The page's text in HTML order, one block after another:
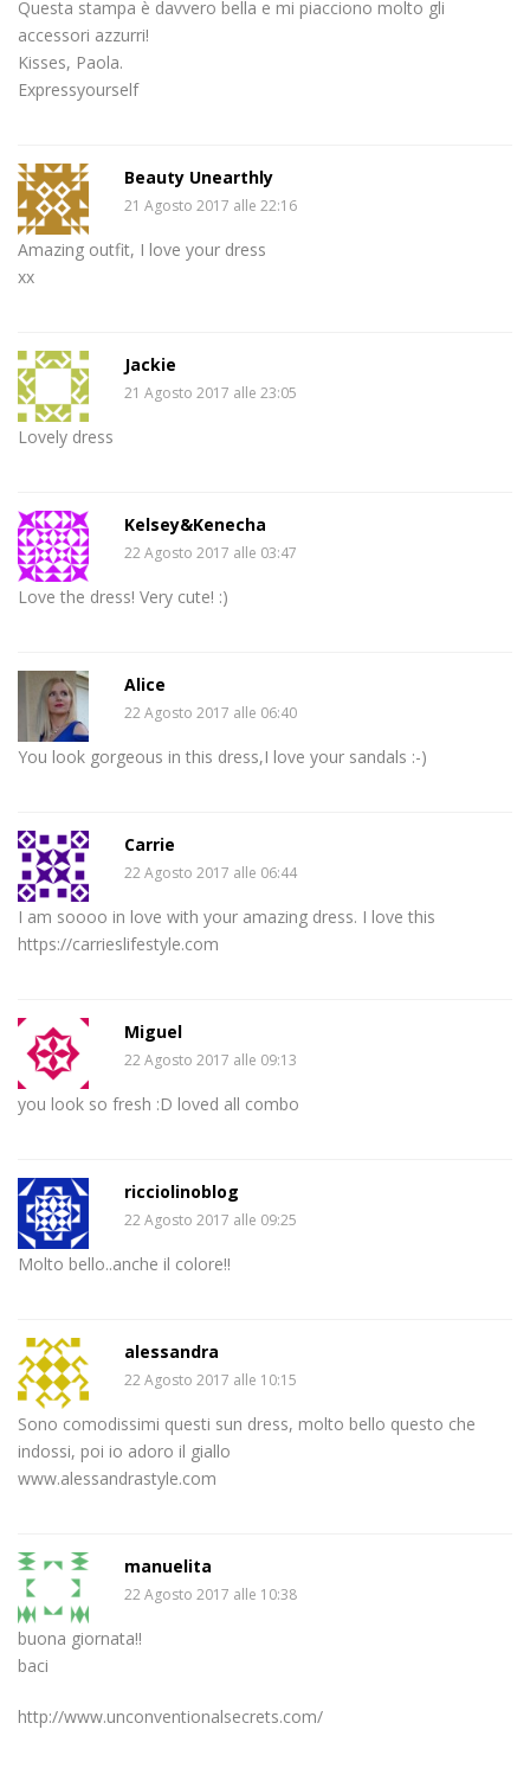
Questa stampa è davvero bella e mi piacciono molto gli
accessori azzurri!
Kisses, Paola.
Expressyourself
Beauty Unearthly
21 Agosto 2017 alle 22:16
Amazing outfit, I love your dress
xx
Jackie
21 Agosto 2017 alle 23:05
Lovely dress
Kelsey&Kenecha
22 Agosto 2017 alle 03:47
Love the dress! Very cute! :)
Alice
22 Agosto 2017 alle 06:40
You look gorgeous in this dress,I love your sandals :-)
Carrie
22 Agosto 2017 alle 06:44
I am soooo in love with your amazing dress. I love this
https://carrieslifestyle.com
Miguel
22 Agosto 2017 alle 09:13
you look so fresh :D loved all combo
ricciolinoblog
22 Agosto 2017 alle 09:25
Molto bello..anche il colore!!
alessandra
22 Agosto 2017 alle 10:15
Sono comodissimi questi sun dress, molto bello questo che
indossi, poi io adoro il giallo
www.alessandrastyle.com
manuelita
22 Agosto 2017 alle 10:38
buona giornata!!
baci
http://www.unconventionalsecrets.com/